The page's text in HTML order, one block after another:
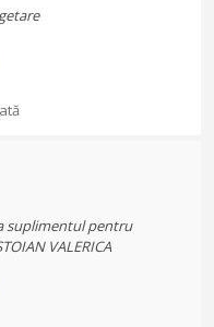
suplimentul pentru
VALERICA